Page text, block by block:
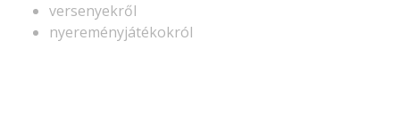
versenyekről
nyereményjátékokról